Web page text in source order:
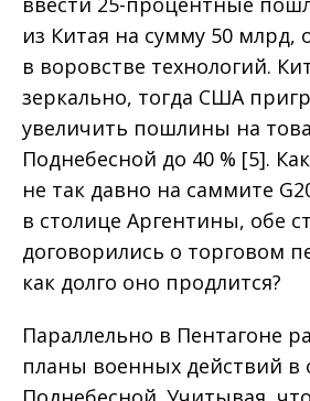
из Китая на сумму 50 млрд,
в воровстве технологий.
зеркально, тогда США
увеличить пошлины на
Поднебесной до 40 % [5].
не так давно на саммите
в столице Аргентины, обе
договорились о торговом
как долго оно продлится?
Параллельно в Пентагоне
планы военных действий